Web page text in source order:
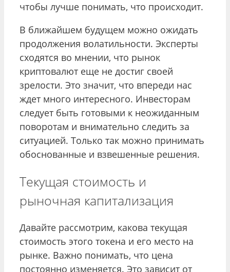
чтобы лучше понимать, что происходит.
В ближайшем будущем можно ожидать
продолжения волатильности. Эксперты
сходятся во мнении, что рынок
криптовалют еще не достиг своей
зрелости. Это значит, что впереди нас
ждет много интересного. Инвесторам
следует быть готовыми к неожиданным
поворотам и внимательно следить за
ситуацией. Только так можно принимать
обоснованные и взвешенные решения.
Текущая стоимость и
рыночная капитализация
Давайте рассмотрим, какова текущая
стоимость этого токена и его место на
рынке. Важно понимать, что цена
постоянно изменяется. Это зависит от